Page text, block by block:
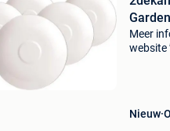
Meer
website
Nieuw